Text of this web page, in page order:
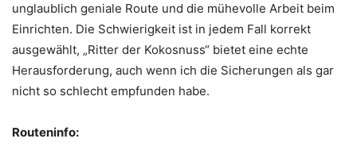
unglaublich geniale Route und die mühevolle Arbeit beim
Einrichten. Die Schwierigkeit ist in jedem Fall korrekt
ausgewählt, „Ritter der Kokosnuss“ bietet eine echte
Herausforderung, auch wenn ich die Sicherungen als gar
nicht so schlecht empfunden habe.
Routeninfo: